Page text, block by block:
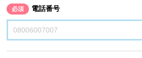
必須 電話番号